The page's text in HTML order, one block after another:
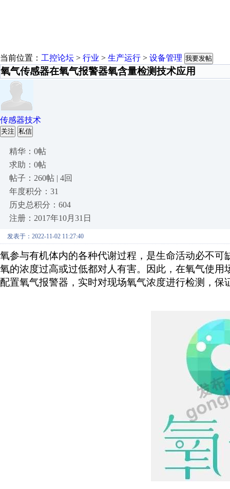
当前位置： 工控论坛 > 行业 > 生产运行 > 设备管理 我要发帖
氧气传感器在氧气报警器氧含量检测技术应用
传感器技术
关注 私信
精华：0帖
求助：0帖
帖子：260帖 | 4回
年度积分：31
历史总积分：604
注册：2017年10月31日
发表于：2022-11-02 11:27:40
氧参与有机体内的各种代谢过程，是生命活动必不
氧的浓度过高或过低都对人有害。因此，在氧气使用
配置氧气报警器，实时对现场氧气浓度进行检测，保